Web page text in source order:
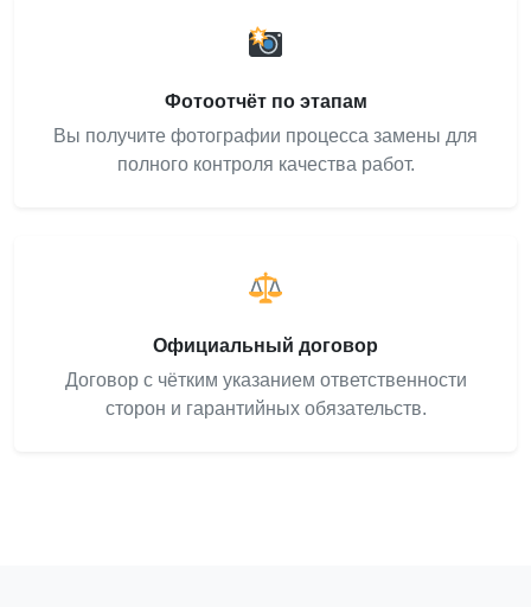
Фотоотчёт по этапам
Вы получите фотографии процесса замены для
полного контроля качества работ.
Официальный договор
Договор с чётким указанием ответственности
сторон и гарантийных обязательств.